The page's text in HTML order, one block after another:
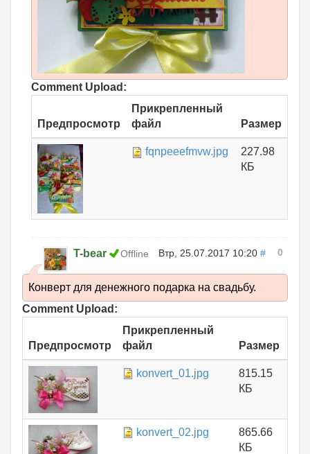
Comment Upload:
Предпросмотр
Прикрепленный
файл
Размер
fqnpeeefmvw.jpg
227.98
КБ
T-bear Offline Втр, 25.07.2017 10:20 # 0
Конверт для денежного подарка на свадьбу.
Comment Upload:
Предпросмотр
Прикрепленный
файл
Размер
konvert_01.jpg
815.15
КБ
konvert_02.jpg
865.66
КБ